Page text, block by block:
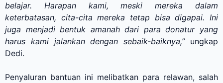
belajar. Harapan kami, meski mereka dalam
keterbatasan, cita-cita mereka tetap bisa digapai. Ini
juga menjadi bentuk amanah dari para donatur yang
harus kami jalankan dengan sebaik-baiknya,”ungkap
Dedi.
Penyaluran bantuan ini melibatkan para relawan, salah